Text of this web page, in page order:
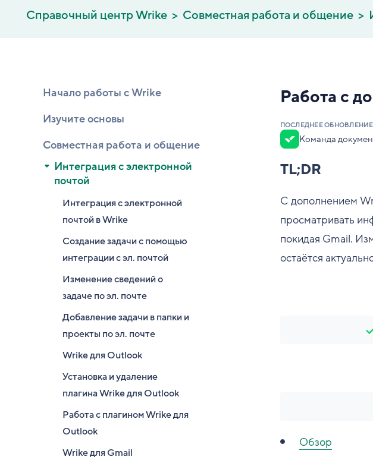
Справочный центр Wrike Совместная работа и общение
Начало работы с Wrike
Изучите основы
Совместная работа и общение
Интеграция с электронной
почтой
Интеграция с электронной
почтой в Wrike
Создание задачи с помощью
интеграции с эл. почтой
Изменение сведений о
задаче по эл. почте
Добавление задачи в папки и
проекты по эл. почте
Wrike для Outlook
Установка и удаление
плагина Wrike для Outlook
Работа с плагином Wrike для
Outlook
Wrike для Gmail
Работа с
ПОСЛЕДНЕЕ
Команда
TL;DR
С дополнением
просматривать
покидая Gmail.
остаётся
Обзор